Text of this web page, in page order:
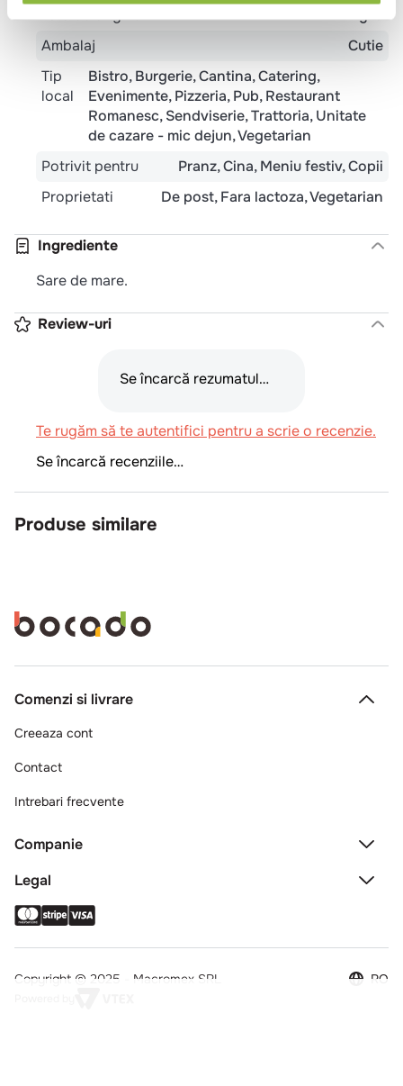
Ambalaj
Cutie
Tip
local
Bistro Burgerie Cantina Catering
Evenimente Pizzeria Pub Restaurant
Romanesc Sendviserie Trattoria Unitate
de cazare - mic dejun Vegetarian
Potrivit pentru
Pranz Cina Meniu festiv Copii
Proprietati
De post Fara lactoza Vegetarian
Ingrediente
Sare de mare.
Review-uri
Se încarcă rezumatul…
Te rugăm să te autentifici pentru a scrie o recenzie.
Se încarcă recenziile…
Produse similare
Comenzi si livrare
Creeaza cont
Contact
Intrebari frecvente
Companie
Legal
Copyright © 2025 - Macromex SRL RO